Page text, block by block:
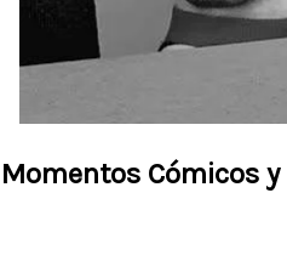
Momentos Cómicos